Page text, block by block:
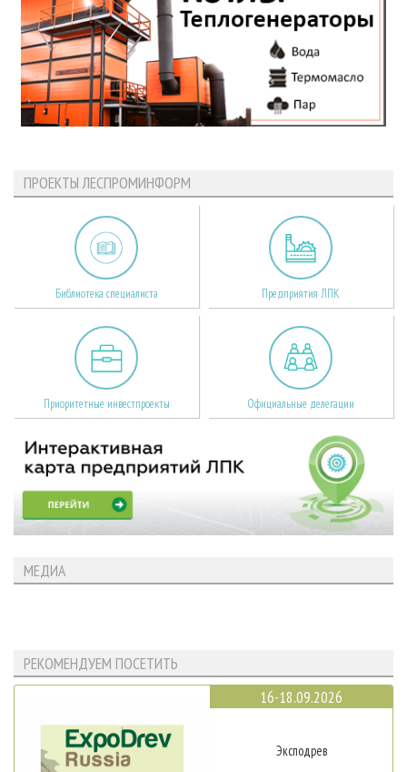
ПРОЕКТЫ ЛЕСПРОМИНФОРМ
Библиотека специалиста Предприятия ЛПК
Приоритетные инвестпроекты Официальные делегации
МЕДИА
РЕКОМЕНДУЕМ ПОСЕТИТЬ
16-18.09.2026
Эксподрев